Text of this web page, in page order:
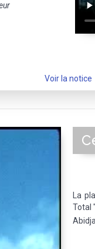
Voir la notice
La
Total ".